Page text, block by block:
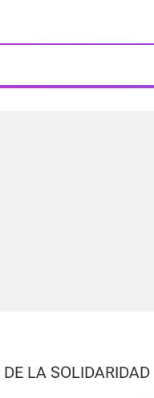
LA SOLIDARIDAD